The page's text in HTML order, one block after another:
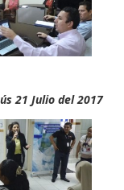
21 Julio del 2017